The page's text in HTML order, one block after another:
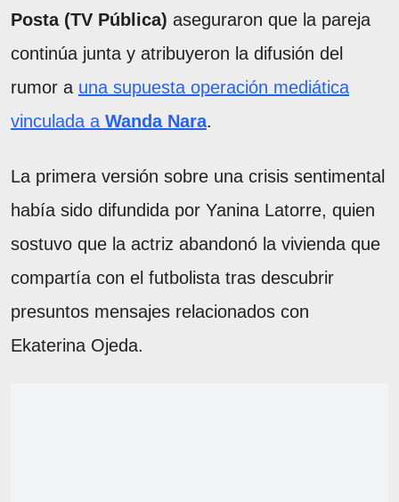
Posta (TV Pública) aseguraron que la pareja
continúa junta y atribuyeron la difusión del
rumor a una supuesta operación mediática
vinculada a Wanda Nara.
La primera versión sobre una crisis sentimental
había sido difundida por Yanina Latorre, quien
sostuvo que la actriz abandonó la vivienda que
compartía con el futbolista tras descubrir
presuntos mensajes relacionados con
Ekaterina Ojeda.